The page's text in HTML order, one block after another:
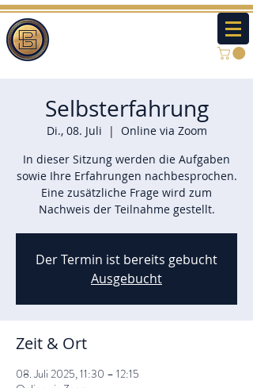
Selbsterfahrung
Di., 08. Juli
  |
Online via Zoom
In dieser Sitzung werden die Aufgaben
sowie Ihre Erfahrungen nachbesprochen.
Eine zusätzliche Frage wird zum
Nachweis der Teilnahme gestellt.
Der Termin ist bereits gebucht
Ausgebucht
Zeit & Ort
08. Juli 2025, 11:30 – 12:15